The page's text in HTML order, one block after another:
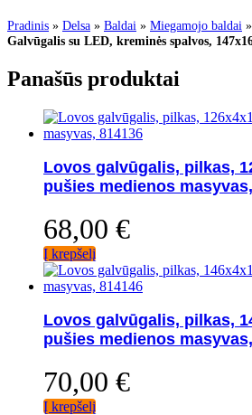
Pradinis » Delsa » Baldai » Miegamojo baldai »
Galvūgalis su LED, kreminės spalvos,
Panašūs produktai
Lovos galvūgalis, pilkas,
pušies medienos
68,00 €
Į krepšelį
Lovos galvūgalis, pilkas,
pušies medienos
70,00 €
Į krepšelį